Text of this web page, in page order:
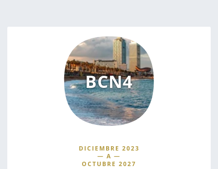
BCN4
DICIEMBRE 2023
— A —
OCTUBRE 2027